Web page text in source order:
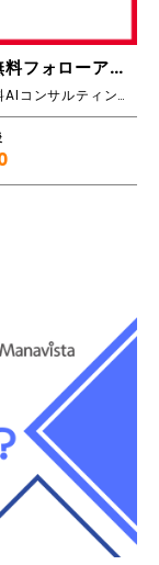
AI活用研修（+月1回の集合研修による無料フォローアップ有）
助成金で最大100%補助も。講師による毎月の無料AIコンサルティングも大好評。2023年8月講師によるAI解説書籍出版！